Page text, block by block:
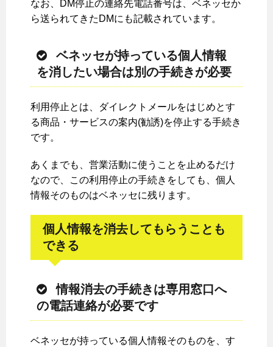
なお、DM停止の連絡先電話番号は、ベネッセか
ら送られてきたDMにも記載されています。
ベネッセが持っている個人情報
を消したい場合は別の手続きが必要
利用停止とは、ダイレクトメールをはじめとす
る商品・サービスの案内(勧誘)を停止する手続き
です。
あくまでも、営業活動に使うことを止めるだけ
なので、この利用停止の手続きをしても、個人
情報そのものはベネッセに残ります。
個人情報を消去してもらうことも
できる
情報消去の手続きは専用窓口へ
の電話連絡が必要です
ベネッセが持っている個人情報そのものを、す